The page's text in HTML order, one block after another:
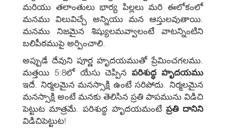
మరియు తలాంతులు భార్య పిల్లలు మరి ఈలోకంలో
మనము విలువిచ్చే అన్నియు మన ఆస్తులవుతాయి.
మనము నిజమైన శిష్యులమవ్వాలంటే వాటన్నింటిని
బలిపీఠముపై అర్పించాలి.
అప్పుడే దేవుని పూర్ణ హృదయముతో ప్రేమించగలము.
మత్తయి 5:8లో యేసు చెప్పినపరిశుద్ధ హృదయము
ఇదే. నిర్మలమైన మనస్సాక్షి ఉంటే సరిపోదు. నిర్మలమైన
మనస్సాక్షి అంటే మనకు తెలిసిన ప్రతి పాపమును విడిచి
పెట్టుట మాత్రమే. పరిశుద్ధ హృదయమంటే ప్రతి దానిని
విడిచిపెట్టుట!